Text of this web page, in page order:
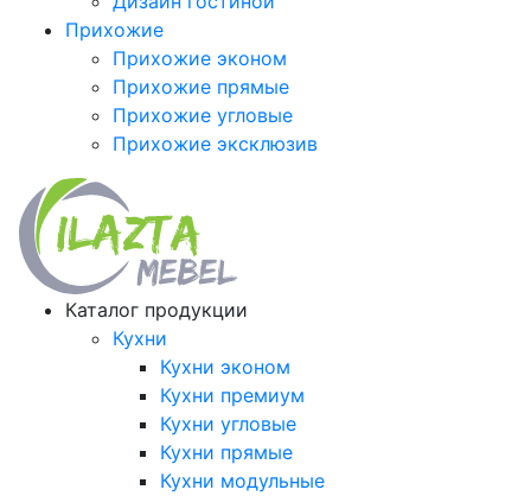
Прихожие
Прихожие эконом
Прихожие прямые
Прихожие угловые
Прихожие эксклюзив
Каталог продукции
Кухни
Кухни эконом
Кухни премиум
Кухни угловые
Кухни прямые
Кухни модульные